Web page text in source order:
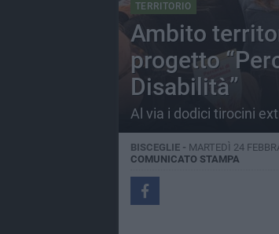
TERRITORIO
Ambito
progetto
Disabilità”
Al via i dodici tirocini
BISCEGLIE - MARTEDÌ 24
COMUNICATO STAMPA